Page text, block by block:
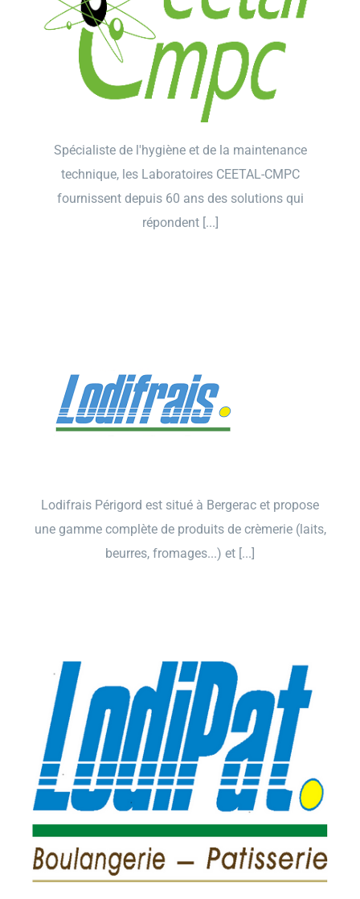
Spécialiste de l'hygiène et de la maintenance
technique, les Laboratoires CEETAL-CMPC
fournissent depuis 60 ans des solutions qui
répondent [...]
Lodifrais Périgord est situé à Bergerac et propose
une gamme complète de produits de crèmerie (laits,
beurres, fromages...) et [...]